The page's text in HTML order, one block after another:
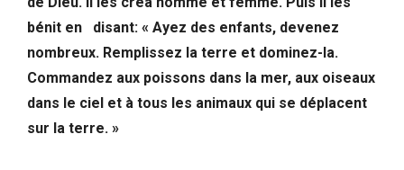
bénit en disant: « Ayez des enfants, devenez
nombreux. Remplissez la terre et dominez-la.
Commandez aux poissons dans la mer, aux oiseaux
dans le ciel et à tous les animaux qui se déplacent
sur la terre. »